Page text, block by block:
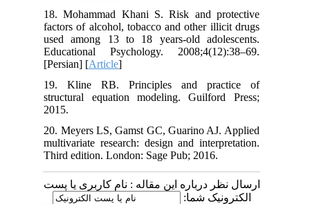
18. Mohammad Khani S. Risk and protective
factors of alcohol, tobacco and other illicit drugs
used among 13 to 18 years-old adolescents.
Educational Psychology. 2008;4(12):38–69.
[Persian] [Article
19. Kline RB. Principles and practice of
structural equation modeling. Guilford Press;
2015.
20. Meyers LS, Gamst GC, Guarino AJ. Applied
multivariate research: design and interpretation.
Third edition. London: Sage Pub; 2016.
ارسال نظر درباره این مقاله : نام کاربری یا پست
الکترونیک شما: